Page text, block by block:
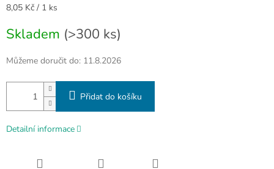
Měrná
8,05 Kč / 1 ks
Skladem (>300 ks)
Můžeme doručit do: 11.8.2026
Přidat do košíku
Detailní informace